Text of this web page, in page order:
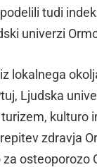
tudi
univerzi
lokalnega
Ljudska
zdravja
za